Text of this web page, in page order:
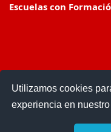
Utilizamos cookies
experiencia en
Escuelas con